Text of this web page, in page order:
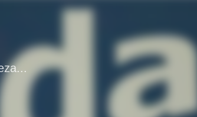
contenido principal